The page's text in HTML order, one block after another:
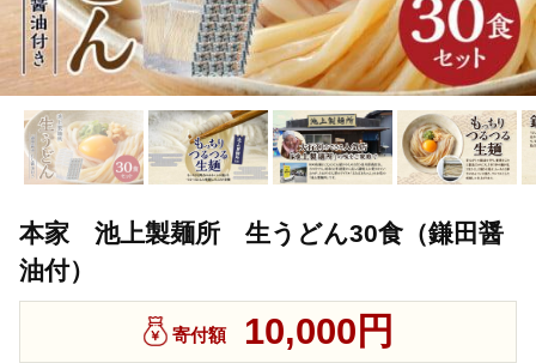
本家 池上製麺所 生うどん30食（鎌田醤
油付）
寄付額 10,000円